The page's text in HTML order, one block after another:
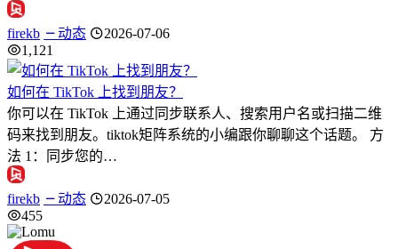
firekb 动态
2026-07-06
1,121
如何在 TikTok 上找到朋友？
你可以在 TikTok 上通过同步联系人、搜索用户名或扫描二维
码来找到朋友。tiktok矩阵系统的小编跟你聊聊这个话题。 方
法 1：同步您的…
firekb 动态
2026-07-05
455